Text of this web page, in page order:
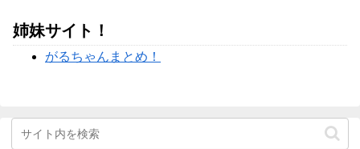
姉妹サイト！
がるちゃんまとめ！